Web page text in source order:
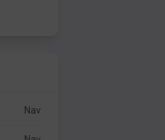
Nav